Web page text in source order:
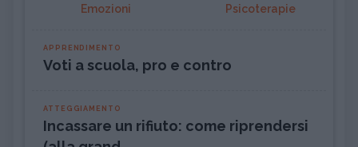
Emozioni Psicoterapie
APPRENDIMENTO
Voti a scuola, pro e contro
ATTEGGIAMENTO
Incassare un rifiuto: come riprendersi